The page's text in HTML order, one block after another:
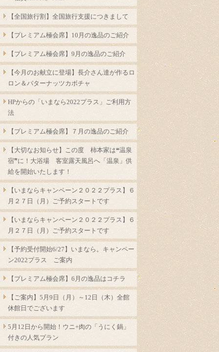
【全国旅行割】全国旅行支援につきまして
【プレミアム極会席】10月の逸品のご紹介
【プレミアム極会席】9月の逸品のご紹介
【今月のお献立に登場】長介さん達が作るロ
ロン＆バターナッツカボチャ
HPからの「いまなら2022プラス」ご利用方
法
【プレミアム極会席】７月の逸品のご紹介
【大切なお知らせ】この度 柿本家は❝温泉
宿❞に！大浴場 客室露天風呂へ「温泉」供
給を開始いたします！
【いまならキャンペーン２０２２プラス】６
月２７日（月）ご予約スタートです
【いまならキャンペーン２０２２プラス】６
月２７日（月）ご予約スタートです
【予約受付開始6/27】いまなら。キャンペー
ン2022プラス ご案内
【プレミアム極会席】6月の逸品はコチラ
【ご案内】5月9日（月）～12日（木）全館
休館日でございます
5月12日から開始！ウニ+肉の「うにく鍋」
付きの人気プラン